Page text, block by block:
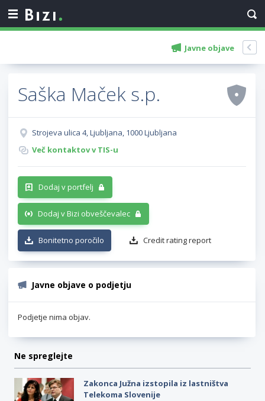
Javne objave
Saška Maček s.p.
Strojeva ulica 4, Ljubljana, 1000 Ljubljana
Več kontaktov v TIS-u
Dodaj v portfelj
Dodaj v Bizi obveščevalec
Bonitetno poročilo Credit rating report
Javne objave o podjetju
Podjetje nima objav.
Ne spreglejte
Zakonca Južna izstopila iz lastništva
Telekoma Slovenije